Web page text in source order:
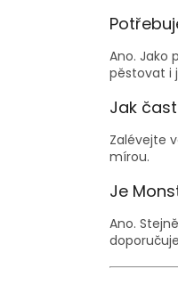
Ano. Jako
pěstovat i
Jak
Zalévejte
mírou.
Je
Ano.